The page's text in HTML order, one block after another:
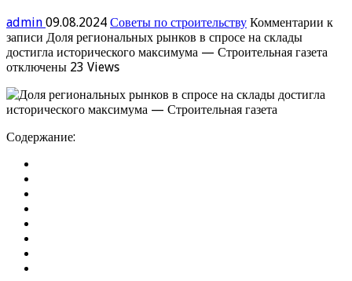
admin 09.08.2024 Советы по строительству Комментарии к
записи Доля региональных рынков в спросе на склады
достигла исторического максимума — Строительная газета
отключены 23 Views
Содержание: